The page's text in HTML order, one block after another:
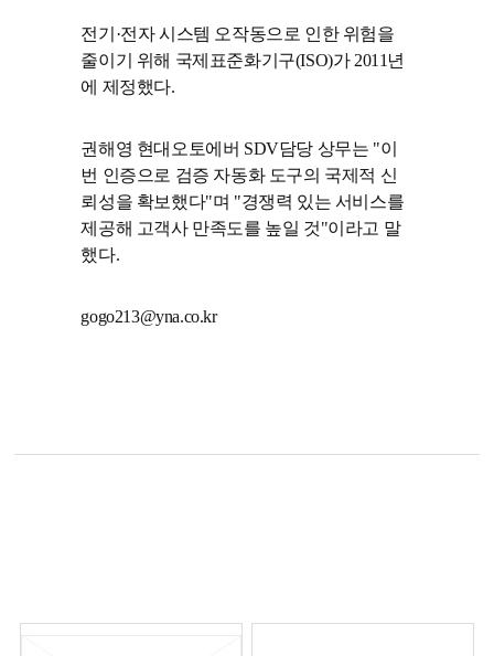
전기·전자 시스템 오작동으로 인한 위험을
줄이기 위해 국제표준화기구(ISO)가 2011년
에 제정했다.
권해영 현대오토에버 SDV담당 상무는 "이
번 인증으로 검증 자동화 도구의 국제적 신
뢰성을 확보했다"며 "경쟁력 있는 서비스를
제공해 고객사 만족도를 높일 것"이라고 말
했다.
gogo213@yna.co.kr